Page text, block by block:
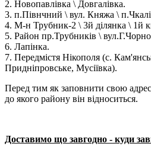
2. Новопавлівка \ Довгалівка.
3. п.Півнчний \ вул. Княжа \
4. М-н Трубник-2 \ 3й ділянка \ 1й
5. Район пр.Трубників \
6. Лапінка.
7. Передмістя Нікополя (с.
Придніпровське, Мусіївка).
Перед тим як заповнити свою
до якого району він відноситься.
Доставимо що завгодно - куди